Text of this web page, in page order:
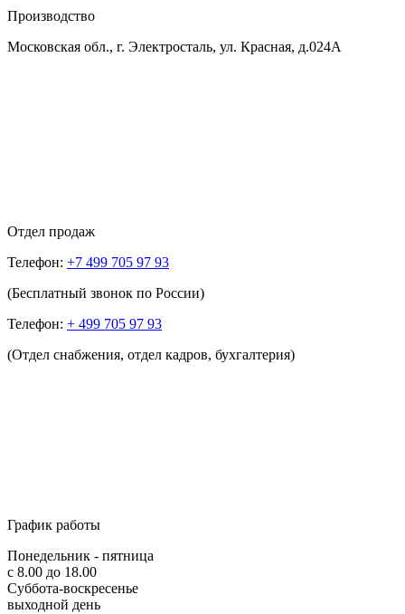
Производство
Московская обл., г. Электросталь, ул. Красная, д.024А
Отдел продаж
Телефон: +7 499 705 97 93
(Бесплатный звонок по России)
Телефон: + 499 705 97 93
(Отдел снабжения, отдел кадров, бухгалтерия)
График работы
Понедельник - пятница
с 8.00 до 18.00
Суббота-воскресенье
выходной день